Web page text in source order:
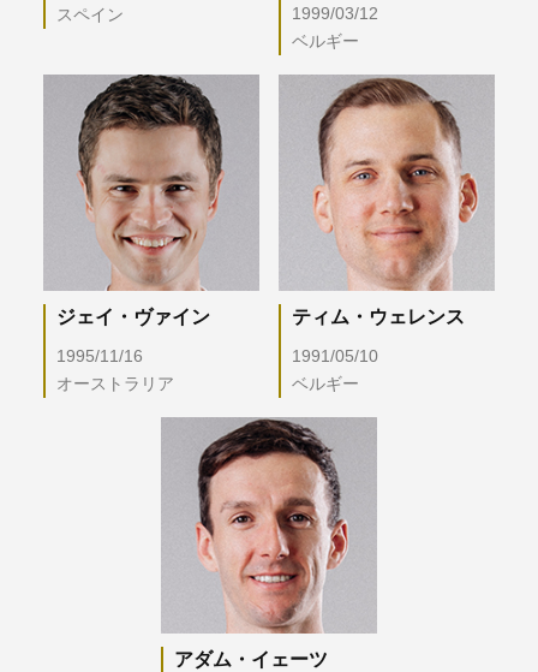
スペイン
1999/03/12
ベルギー
ジェイ・ヴァイン
1995/11/16
オーストラリア
ティム・ウェレンス
1991/05/10
ベルギー
アダム・イェーツ